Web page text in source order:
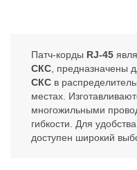
Патч-корды RJ-45
СКС , предназначены
СКС в
местах.
многожильными
гибкости. Для
доступен широкий